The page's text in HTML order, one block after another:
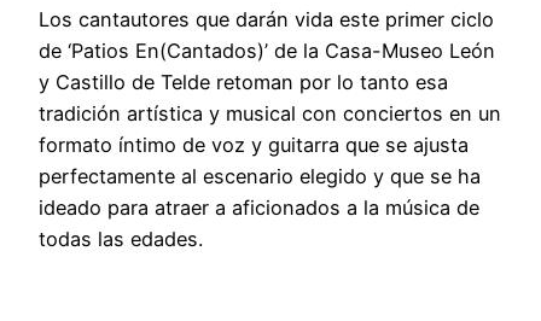
Los cantautores que darán vida este primer ciclo
de ‘Patios En(Cantados)’ de la Casa-Museo León
y Castillo de Telde retoman por lo tanto esa
tradición artística y musical con conciertos en un
formato íntimo de voz y guitarra que se ajusta
perfectamente al escenario elegido y que se ha
ideado para atraer a aficionados a la música de
todas las edades.